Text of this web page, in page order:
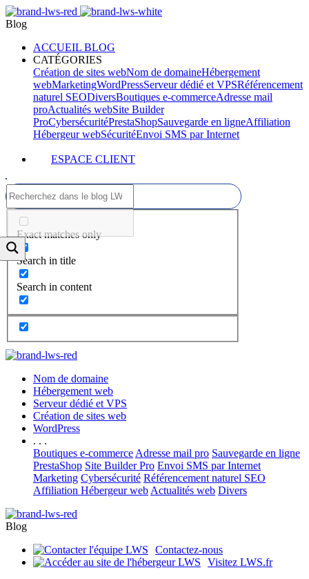
Blog
ACCUEIL BLOG
CATÉGORIES
Création de sites webNom de domaineHébergement
webMarketingWordPressServeur dédié et VPSRéférencement
naturel SEODiversBoutiques e-commerceAdresse mail
proActualités webSite Builder
ProCybersécuritéPrestaShopSauvegarde en ligneAffiliation
Hébergeur webSécuritéEnvoi SMS par Internet
ESPACE CLIENT
Exact matches only
Search in title
Search in content
Nom de domaine
Hébergement web
Serveur dédié et VPS
Création de sites web
WordPress
. . .
Boutiques e-commerce Adresse mail pro Sauvegarde en ligne
PrestaShop Site Builder Pro Envoi SMS par Internet
Marketing Cybersécurité Référencement naturel SEO
Affiliation Hébergeur web Actualités web Divers
Blog
Contactez-nous
Visitez LWS.fr